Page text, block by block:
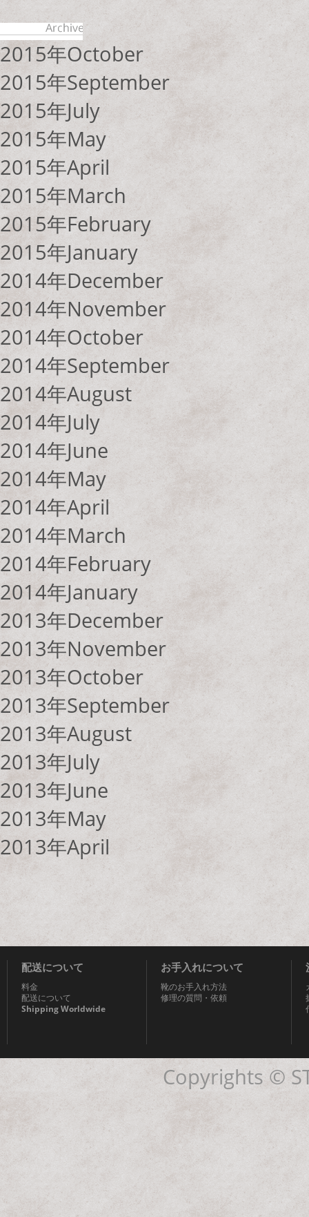
2015年October
2015年September
2015年July
2015年May
2015年April
2015年March
2015年February
2015年January
2014年December
2014年November
2014年October
2014年September
2014年August
2014年July
2014年June
2014年May
2014年April
2014年March
2014年February
2014年January
2013年December
2013年November
2013年October
2013年September
2013年August
2013年July
2013年June
2013年May
2013年April
配送について
料金
配送について
Shipping Worldwide
お手入れについて
靴のお手入れ方法
修理の質問・依頼
Copyrights ©